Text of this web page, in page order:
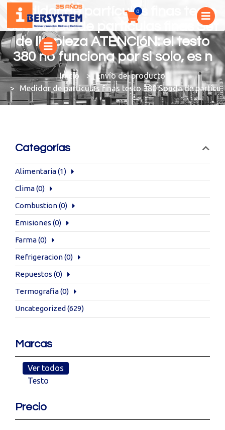
Medidor de partículas finas testo
380 Sonda de partículas finas Set
de limpieza ATENCIóN: el testo
380 no funciona por si solo, es n
You are here:
Envío del producto
Medidor de partículas finas testo 380 Sonda de
Categorías
Alimentaria(1)
Clima(0)
Combustion(0)
Emisiones (0)
Farma(0)
Refrigeracion(0)
Repuestos (0)
Termografia(0)
Uncategorized (629)
Marcas
Ver todos
Testo
Precio